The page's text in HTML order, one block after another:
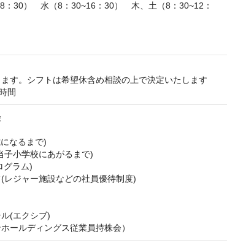
：30）　水（8：30~16：30）　木、土（8：30~12：
す。シフトは希望休含め相談の上で決定いたします
間
なるまで)
子小学校にあがるまで)
グラム)
レジャー施設などの社員優待制度)
(エクシブ)
ールディングス従業員持株会）